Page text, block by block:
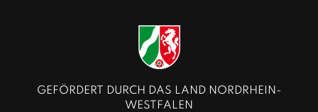
GEFÖRDERT DURCH DAS LAND NORDRHEIN-
WESTFALEN